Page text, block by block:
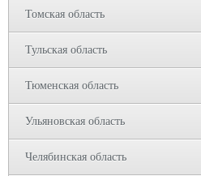
Томская область
Тульская область
Тюменская область
Ульяновская область
Челябинская область